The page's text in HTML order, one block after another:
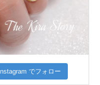
Instagram でフォロー